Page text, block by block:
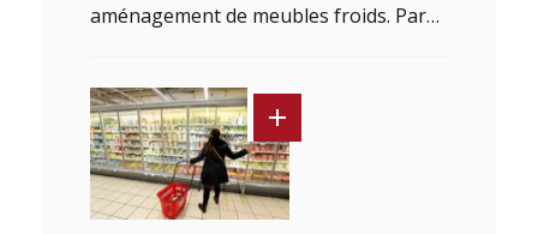
aménagement de meubles froids. Par…